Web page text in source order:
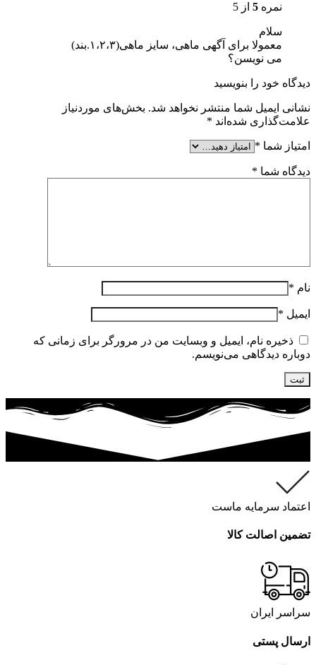
نمره 5 از 5
سلام
معمولا برای آگهی ماهی، سایز ماهی(۱،۲،۳.بند)
می نویسن؟
دیدگاه خود را بنویسید
نشانی ایمیل شما منتشر نخواهد شد. بخش‌های موردنیاز
علامت‌گذاری شده‌اند *
امتیاز شما *
دیدگاه شما *
نام *
ایمیل *
ذخیره نام، ایمیل و وبسایت من در مرورگر برای زمانی که
دوباره دیدگاهی می‌نویسم.
اعتماد سرمایه ماست
تضمین اصالت کالا
سراسر ایران
ارسال پستی